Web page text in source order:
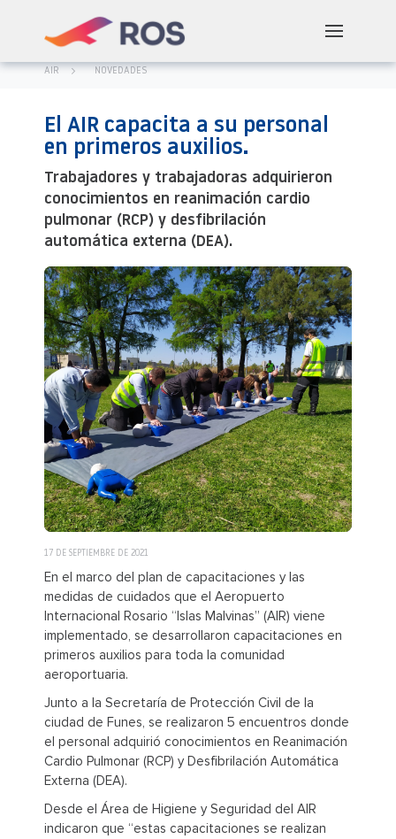
AIR NOVEDADES
El AIR capacita a su personal
en primeros auxilios.
Trabajadores y trabajadoras adquirieron
conocimientos en reanimación cardio
pulmonar (RCP) y desfibrilación
automática externa (DEA).
17 DE SEPTIEMBRE DE 2021
En el marco del plan de capacitaciones y las
medidas de cuidados que el Aeropuerto
Internacional Rosario “Islas Malvinas” (AIR) viene
implementado, se desarrollaron capacitaciones en
primeros auxilios para toda la comunidad
aeroportuaria.
Junto a la Secretaría de Protección Civil de la
ciudad de Funes, se realizaron 5 encuentros donde
el personal adquirió conocimientos en Reanimación
Cardio Pulmonar (RCP) y Desfibrilación Automática
Externa (DEA).
Desde el Área de Higiene y Seguridad del AIR
indicaron que “estas capacitaciones se realizan